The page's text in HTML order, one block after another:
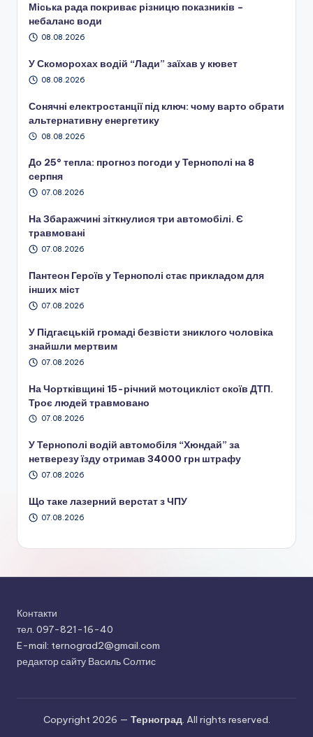
Міська рада покриває різницю показників –
небаланс води
08.08.2026
У Скоморохах водій “Лади” заїхав у кювет
08.08.2026
Сонячні електростанції під ключ: чому варто обрати
альтернативну енергетику
08.08.2026
До 25° тепла: прогноз погоди у Тернополі на 8
серпня
07.08.2026
На Збаражчині зіткнулися три автомобілі. Є
травмовані
07.08.2026
Пантеон Героїв у Тернополі стає прикладом для
інших міст
07.08.2026
У Підгаєцькій громаді безвісти зниклого чоловіка
знайшли мертвим
07.08.2026
На Чортківщині 15-річний мотоцикліст скоїв ДТП.
Троє людей травмовано
07.08.2026
У Тернополі водій автомобіля “Хюндай” за
нетверезу їзду отримав 34000 грн штрафу
07.08.2026
Що таке лазерний верстат з ЧПУ
07.08.2026
Контакти
тел. 097-821-16-40
E-mail: ternograd2@gmail.com
редактор сайту Василь Солтис
Copyright 2026 — Терноград. All rights reserved.